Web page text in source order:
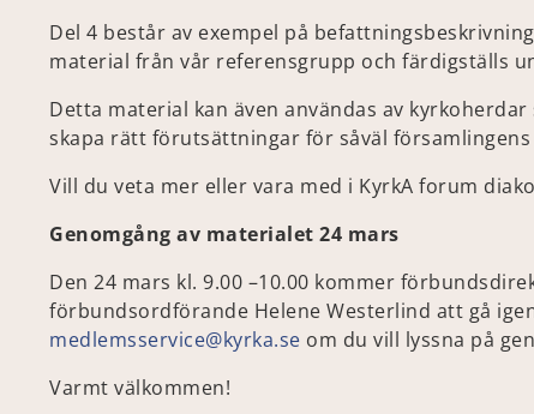
Del 4 består av exempel på
material från vår referensgrupp och färdigställs
Detta material kan även användas av
skapa rätt förutsättningar för såväl
Vill du veta mer eller vara med i KyrkA forum
Genomgång av materialet 24 mars
Den 24 mars kl. 9.00 –10.00 kommer
förbundsordförande Helene Westerlind att gå
medlemsservice@kyrka.se om du vill lyssna på
Varmt välkommen!